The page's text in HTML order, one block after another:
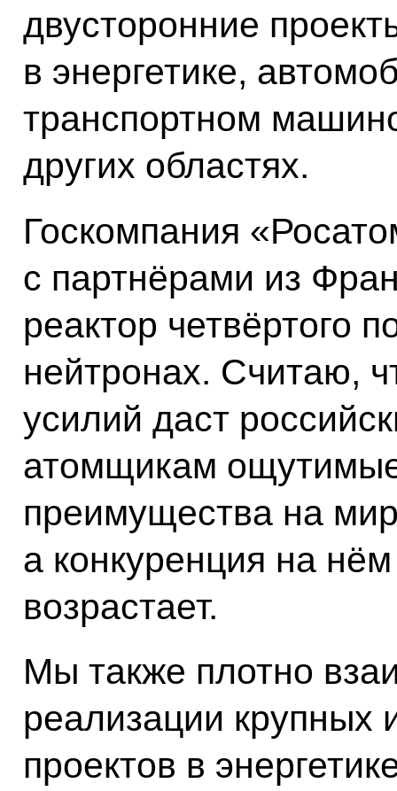
двусторонние
в энергетике,
транспортном
других областях.
Госкомпания
с партнёрами из
реактор четвёртого
нейтронах. Считаю,
усилий даст
атомщикам
преимущества на
а конкуренция на
возрастает.
Мы также плотно
реализации крупных
проектов в